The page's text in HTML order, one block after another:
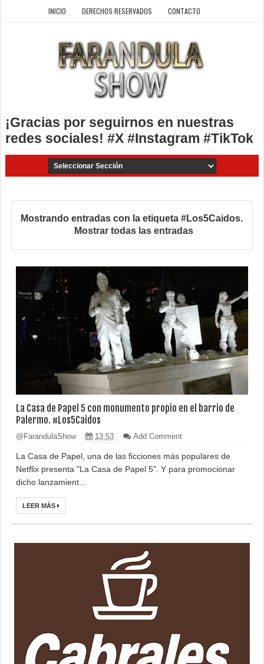
INICIO DERECHOS RESERVADOS CONTACTO
¡Gracias por seguirnos en nuestras
redes sociales! #X #Instagram #TikTok
Mostrando entradas con la etiqueta#Los5Caidos.
Mostrar todas las entradas
La Casa de Papel 5 con monumento propio en el barrio de
Palermo. #Los5Caidos
@FarandulaShow 13:53 Add Comment
La Casa de Papel, una de las ficciones más populares de
Netflix presenta "La Casa de Papel 5". Y para promocionar
dicho lanzamient...
LEER MÁS